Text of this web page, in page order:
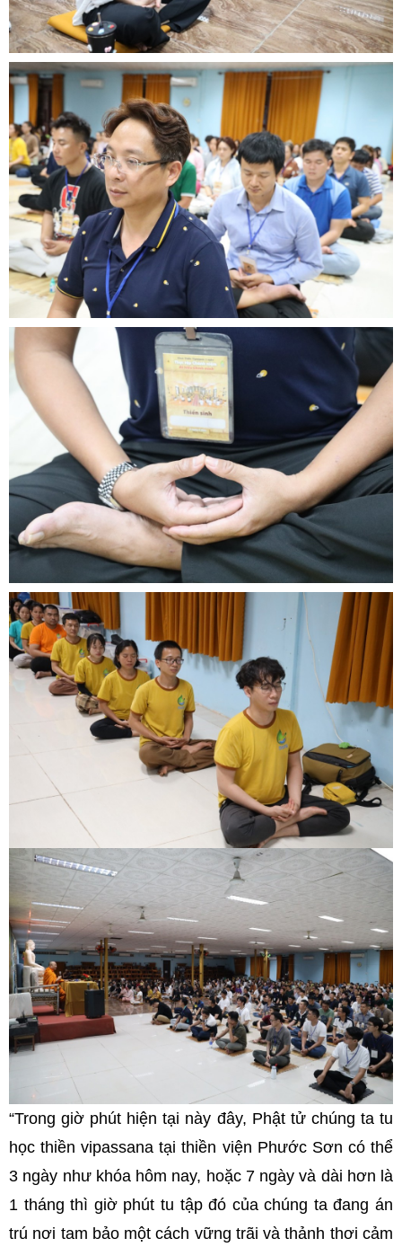
“Trong giờ phút hiện tại này đây, Phật tử chúng ta tu
học thiền vipassana tại thiền viện Phước Sơn có thể
3 ngày như khóa hôm nay, hoặc 7 ngày và dài hơn là
1 tháng thì giờ phút tu tập đó của chúng ta đang án
trú nơi tam bảo một cách vững trãi và thảnh thơi cảm